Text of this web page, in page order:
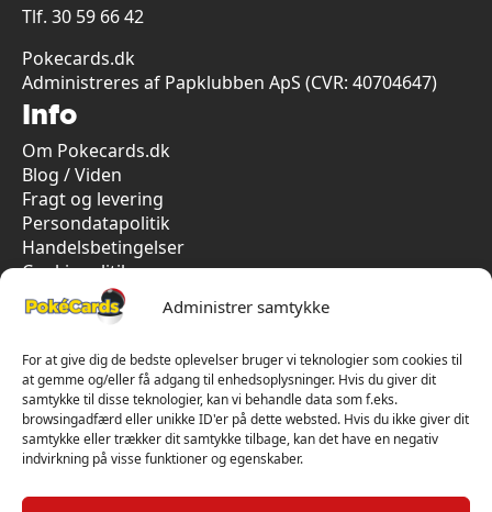
Administrer samtykke
For at give dig de bedste oplevelser bruger vi teknologier som cookies til
at gemme og/eller få adgang til enhedsoplysninger. Hvis du giver dit
samtykke til disse teknologier, kan vi behandle data som f.eks.
browsingadfærd eller unikke ID'er på dette websted. Hvis du ikke giver dit
samtykke eller trækker dit samtykke tilbage, kan det have en negativ
indvirkning på visse funktioner og egenskaber.
Tlf. 30 59 66 42
Pokecards.dk
Administreres af Papklubben ApS (CVR: 40704647)
Info
Om Pokecards.dk
Blog / Viden
Fragt og levering
Persondatapolitik
Handelsbetingelser
Cookiepolitik
Vi har kun 5-stjernet anmeldelser på Trustpilot